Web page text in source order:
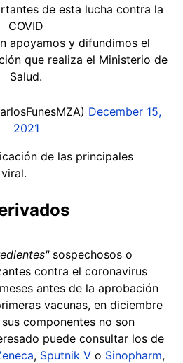
de esta lucha contra la
COVID
apoyamos y difundimos el
que realiza el Ministerio de
Salud.
December 15,
2021
de las principales
sospechosos o
contra el coronavirus
antes de la aprobación
vacunas, en diciembre
componentes no son
puede consultar los de
, Sputnik V o Sinopharm,